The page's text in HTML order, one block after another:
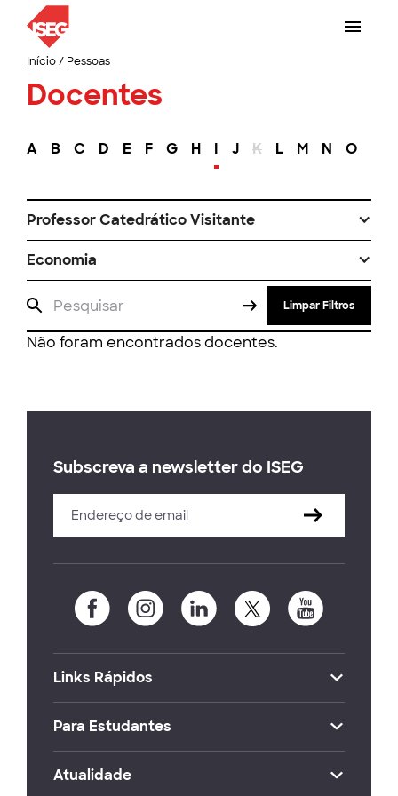
Início/ Pessoas
Docentes
A B C D E F G H I J K L M N O
Professor Catedrático Visitante
Economia
Limpar Filtros
Não foram encontrados docentes.
Subscreva a newsletter do ISEG
Links Rápidos
Para Estudantes
Atualidade